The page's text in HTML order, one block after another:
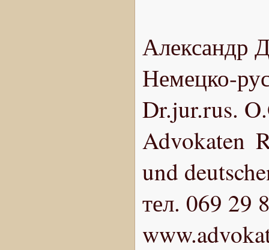
Александр
Немецко-
Dr.jur.rus.
Advokaten
und
тел. 069 29